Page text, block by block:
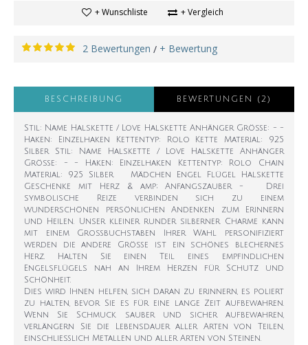
+ Wunschliste + Vergleich
2 Bewertungen / + Bewertung
BESCHREIBUNG BEWERTUNGEN (2)
Stil: Name Halskette / Love Halskette Anhänger Größe: - -
Haken: Einzelhaken Kettentyp: Rolo Kette Material: 925
Silber Stil: Name Halskette / Love Halskette Anhänger
Größe: - - Haken: Einzelhaken Kettentyp: Rolo Chain
Material: 925 Silber Mädchen Engel Flügel Halskette
Geschenke mit Herz & amp; Anfangszauber - Drei
symbolische Reize verbinden sich zu einem
wunderschönen persönlichen Andenken zum Erinnern
und Heilen. Unser kleiner runder silberner Charme kann
mit einem Großbuchstaben Ihrer Wahl personifiziert
werden die andere Größe ist ein schönes blechernes
Herz. Halten Sie einen Teil eines empfindlichen
Engelsflügels nah an Ihrem Herzen für Schutz und
Schönheit.
Dies wird Ihnen helfen, sich daran zu erinnern, es poliert
zu halten, bevor Sie es für eine lange Zeit aufbewahren.
Wenn Sie Schmuck sauber und sicher aufbewahren,
verlängern Sie die Lebensdauer aller Arten von Teilen,
einschließlich Metallen und aller Arten von Steinen.